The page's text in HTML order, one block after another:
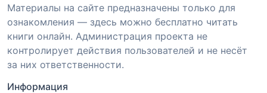
Материалы на сайте предназначены только для
ознакомления — здесь можно бесплатно читать
книги онлайн. Администрация проекта не
контролирует действия пользователей и не несёт
за них ответственности.
Информация